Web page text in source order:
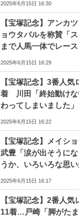
2025年6月15日 16:30
【宝塚記念】アンカ
ョウタバルを称賛「
まで人馬一体でレース
2025年6月15日 16:29
【宝塚記念】3番人
着 川田「終始動けな
わってしまいました」
2025年6月15日 16:22
【宝塚記念】メイシ
武豊「涙が出そうに
うか、いろいろな思い
2025年6月15日 16:17
【宝塚記念】2番人
11着…戸崎「脚がた